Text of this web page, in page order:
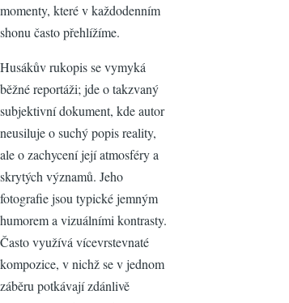
momenty, které v každodenním
shonu často přehlížíme.
Husákův rukopis se vymyká
běžné reportáži; jde o takzvaný
subjektivní dokument, kde autor
neusiluje o suchý popis reality,
ale o zachycení její atmosféry a
skrytých významů. Jeho
fotografie jsou typické jemným
humorem a vizuálními kontrasty.
Často využívá vícevrstevnaté
kompozice, v nichž se v jednom
záběru potkávají zdánlivě